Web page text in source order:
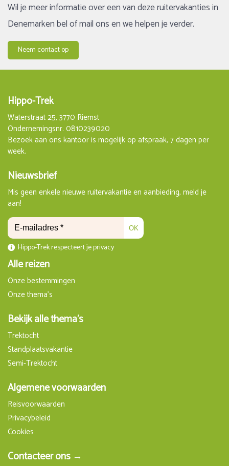
Wil je meer informatie over een van deze ruitervakanties in
Denemarken bel of mail ons en we helpen je verder.
Neem contact op
Hippo-Trek
Waterstraat 25, 3770 Riemst
Ondernemingsnr. 0810239020
Bezoek aan ons kantoor is mogelijk op afspraak, 7 dagen per
week.
Nieuwsbrief
Mis geen enkele nieuwe ruitervakantie en aanbieding, meld je
aan!
OK
Hippo-Trek respecteert je privacy
Alle reizen
Onze bestemmingen
Onze thema's
Bekijk alle thema's
Trektocht
Standplaatsvakantie
Semi-Trektocht
Algemene voorwaarden
Reisvoorwaarden
Privacybeleid
Cookies
Contacteer ons →